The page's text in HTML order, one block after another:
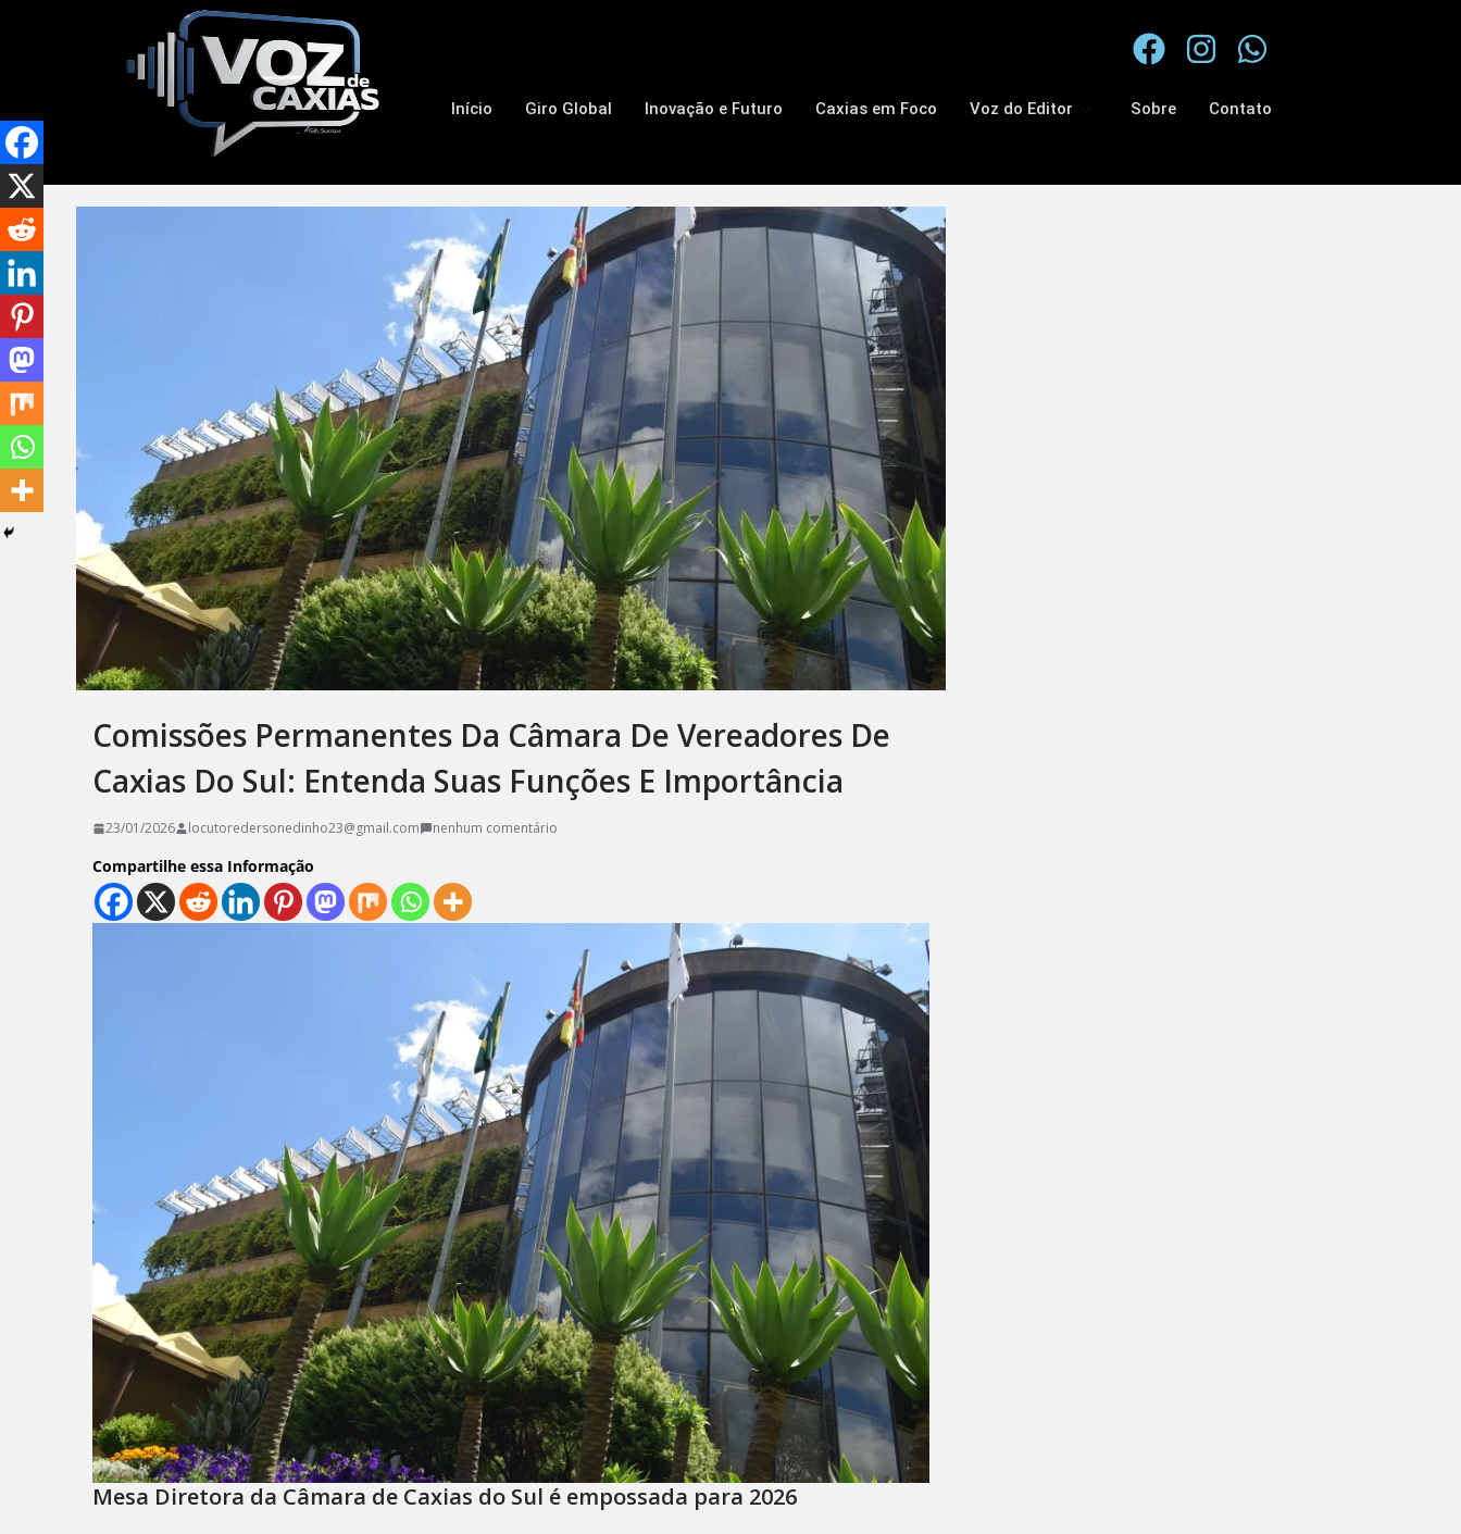
Início Giro Global Inovação e Futuro Caxias em Foco Voz do Editor Sobre Contato
Comissões Permanentes Da Câmara De Vereadores De
Caxias Do Sul: Entenda Suas Funções E Importância
23/01/2026 locutoredersonedinho23@gmail.com nenhum comentário
Compartilhe essa Informação
Mesa Diretora da Câmara de Caxias do Sul é empossada para 2026